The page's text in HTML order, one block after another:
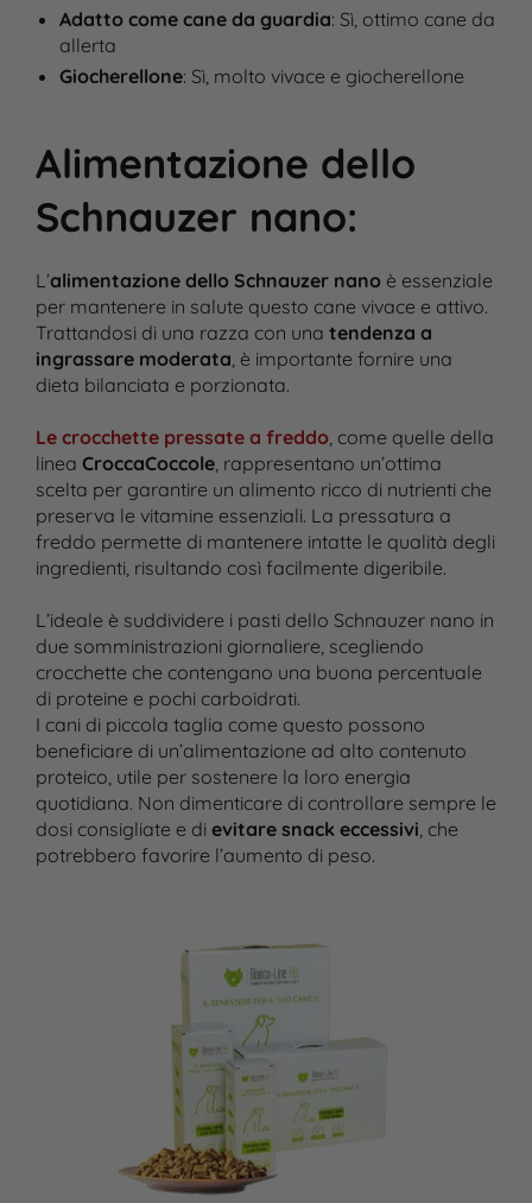
Adatto come cane da guardia: Sì, ottimo cane da
allerta
Giocherellone: Sì, molto vivace e giocherellone
Alimentazione dello
Schnauzer nano:
L’alimentazione dello Schnauzer nanoè essenziale
per mantenere in salute questo cane vivace e attivo.
Trattandosi di una razza con una tendenza a
ingrassare moderata, è importante fornire una
dieta bilanciata e porzionata.
Le crocchette pressate a freddo, come quelle della
linea CroccaCoccole, rappresentano un’ottima
scelta per garantire un alimento ricco di nutrienti che
preserva le vitamine essenziali. La pressatura a
freddo permette di mantenere intatte le qualità degli
ingredienti, risultando così facilmente digeribile.
L’ideale è suddividere i pasti dello Schnauzer nano in
due somministrazioni giornaliere, scegliendo
crocchette che contengano una buona percentuale
di proteine e pochi carboidrati.
I cani di piccola taglia come questo possono
beneficiare di un’alimentazione ad alto contenuto
proteico, utile per sostenere la loro energia
quotidiana. Non dimenticare di controllare sempre le
dosi consigliate e di evitare snack eccessivi, che
potrebbero favorire l’aumento di peso.